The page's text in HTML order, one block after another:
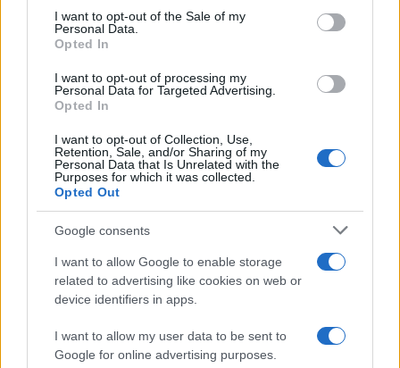
consent section.
I want to opt-out of the Sale of my
Personal Data.
Opted In
I want to opt-out of processing my
Personal Data for Targeted Advertising.
Opted In
I want to opt-out of Collection, Use,
Retention, Sale, and/or Sharing of my
Personal Data that Is Unrelated with the
Purposes for which it was collected.
Opted Out
Google consents
I want to allow Google to enable storage
related to advertising like cookies on web or
device identifiers in apps.
I want to allow my user data to be sent to
Google for online advertising purposes.
Dove la montagna incontra il cinema: i vincitori del
Cervino CineMountain
Marco Tessari · 6 Ago 2026
MILANOCORTINA26 (I LUOGHI)
Fondazione Milano Cortina: debiti da un miliardo e il
sostegno pubblico